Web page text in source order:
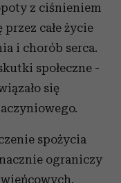
z ciśnieniem
całe życie
i chorób serca.
społeczne -
się
spożycia
ograniczy